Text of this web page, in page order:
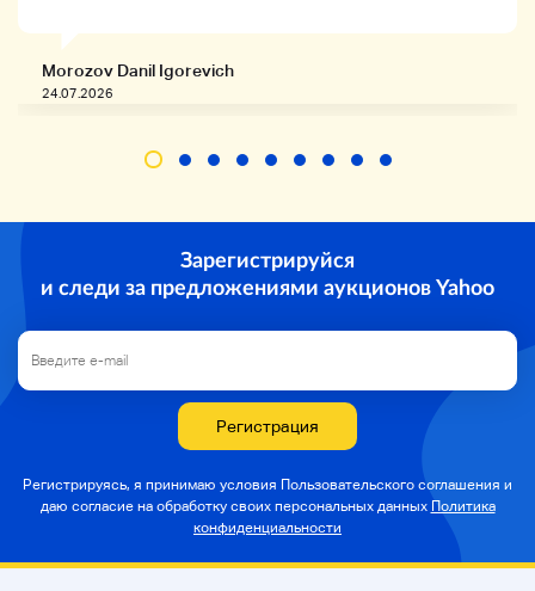
Поездка на Окинаву и некоторые отдаленные
острова является расчетной суммой. Обратите
внимание, что стоимость доставки может
Morozov Danil Igorevich
24.07.2026
Зарегистрируйся
и следи за предложениями аукционов Yahoo
Регистрация
Регистрируясь, я принимаю условия Пользовательского соглашения и
даю согласие на обработку своих персональных данных Политика
конфиденциальности